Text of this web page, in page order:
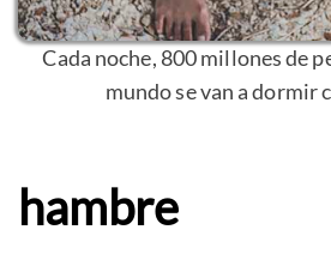
Cada noche, 800 millones de
mundo se van a dormir
hambre